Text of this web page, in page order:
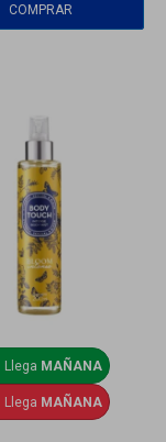
Llega MAÑANA
Llega MAÑANA